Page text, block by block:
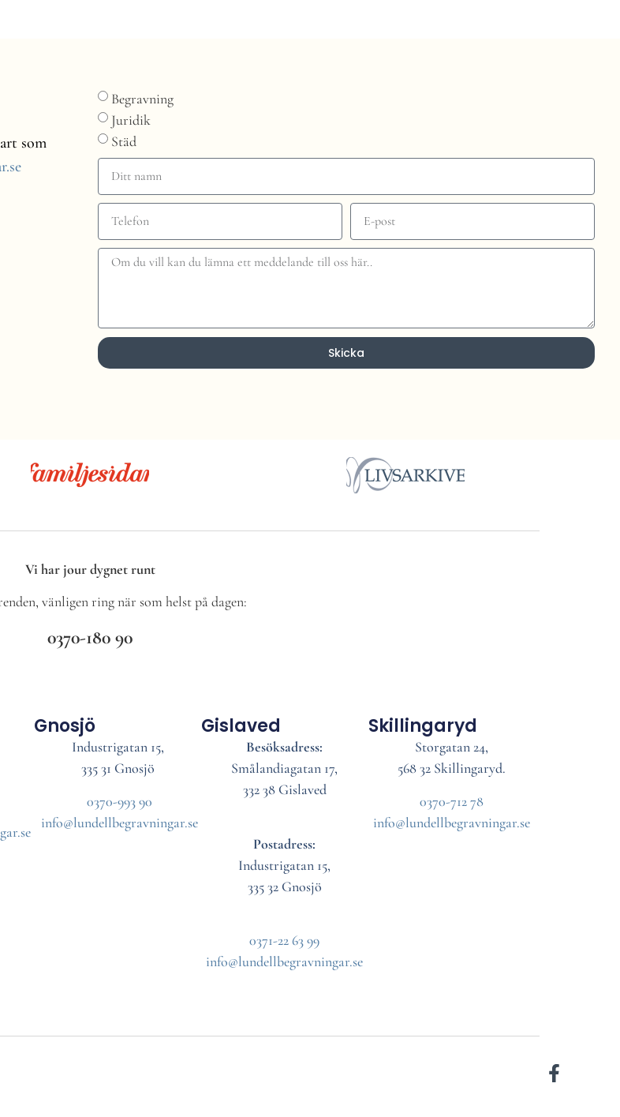
som
Begravning
Juridik
Städ
Skicka
Vi har jour dygnet runt
vänligen ring när som helst på dagen:
0370-180 90
Gnosjö
Industrigatan 15,
335 31 Gnosjö
0370-993 90
info@lundellbegravningar.se
Gislaved
Besöksadress:
Smålandiagatan 17,
332 38 Gislaved
Postadress:
Industrigatan 15,
335 32 Gnosjö
0371-22 63 99
info@lundellbegravningar.se
Skillingaryd
Storgatan 24,
568 32 Skillingaryd.
0370-712 78
info@lundellbegravningar.se